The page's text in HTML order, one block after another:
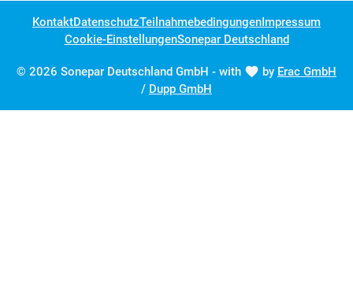
© 2026 Sonepar Deutschland GmbH - with by Erac GmbH
/ Dupp GmbH
KontaktDatenschutzTeilnahmebedingungenImpressum
Cookie-EinstellungenSonepar Deutschland